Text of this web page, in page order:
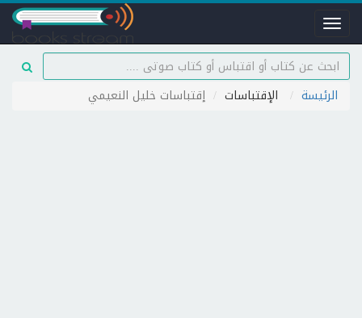
Toggle
navigation
الرئيسة الإقتباسات إقتباسات خليل النعيمي